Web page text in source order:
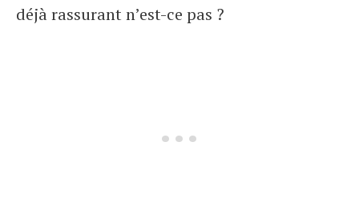
déjà rassurant n’est-ce pas ?